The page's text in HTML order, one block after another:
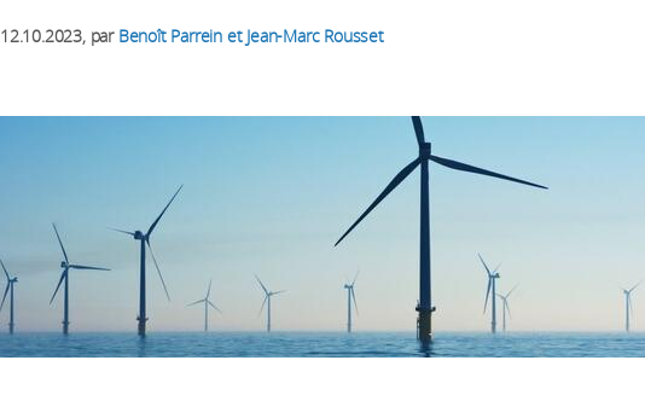
12.10.2023, par Benoît Parrein et Jean-Marc Rousset